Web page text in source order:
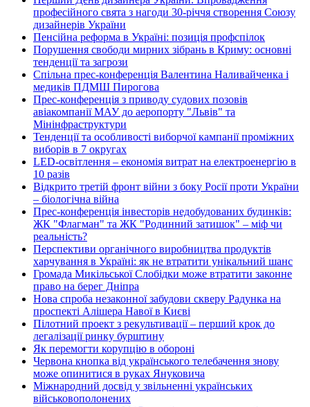
професійного свята з нагоди 30-річчя створення Союзу
дизайнерів України
Пенсійна реформа в Україні: позиція профспілок
Порушення свободи мирних зібрань в Криму: основні
тенденції та загрози
Спільна прес-конференція Валентина Наливайченка і
медиків ПДМШ Пирогова
Прес-конференція з приводу судових позовів
авіакомпанії МАУ до аеропорту "Львів" та
Мінінфраструктури
Тенденції та особливості виборчої кампанії проміжних
виборів в 7 округах
LED-освітлення – економія витрат на електроенергію в
10 разів
Відкрито третій фронт війни з боку Росії проти України
– біологічна війна
Прес-конференція інвесторів недобудованих будинків:
ЖК "Флагман" та ЖК "Родинний затишок" – міф чи
реальність?
Перспективи органічного виробництва продуктів
харчування в Україні: як не втратити унікальний шанс
Громада Микільської Слобідки може втратити законне
право на берег Дніпра
Нова спроба незаконної забудови скверу Радунка на
проспекті Алішера Навої в Києві
Пілотний проект з рекультивації – перший крок до
легалізації ринку бурштину
Як перемогти корупцію в обороні
Червона кнопка від українського телебачення знову
може опинитися в руках Януковича
Міжнародний досвід у звільненні українських
військовополонених